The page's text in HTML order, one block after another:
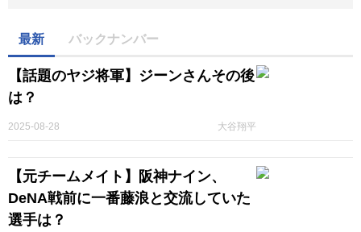
最新 バックナンバー
【話題のヤジ将軍】ジーンさんその後
は？
大谷翔平
2025-08-28
【元チームメイト】阪神ナイン、
DeNA戦前に一番藤浪と交流していた
選手は？